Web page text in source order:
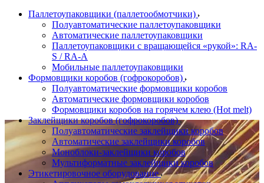
Паллетоупаковщики (паллетообмотчики)
Полуавтоматические паллетоупаковщики
Автоматические паллетоупаковщики
Паллетоупаковщики с вращающейся «рукой»: RA-
S / RA-A
Мобильные паллетоупаковщики
Формовщики коробов (гофрокоробов)
Полуавтоматические формовщики коробов
Автоматические формовщики коробов
Формовщики коробов на горячем клею (Hot melt)
Заклейщики коробов (гофрокоробов)
Полуавтоматические заклейщики коробов
Автоматические заклейщики коробов
Моноблоки-заклейщики коробов
Мультиформатные заклейщики коробов
Этикетировочное оборудование